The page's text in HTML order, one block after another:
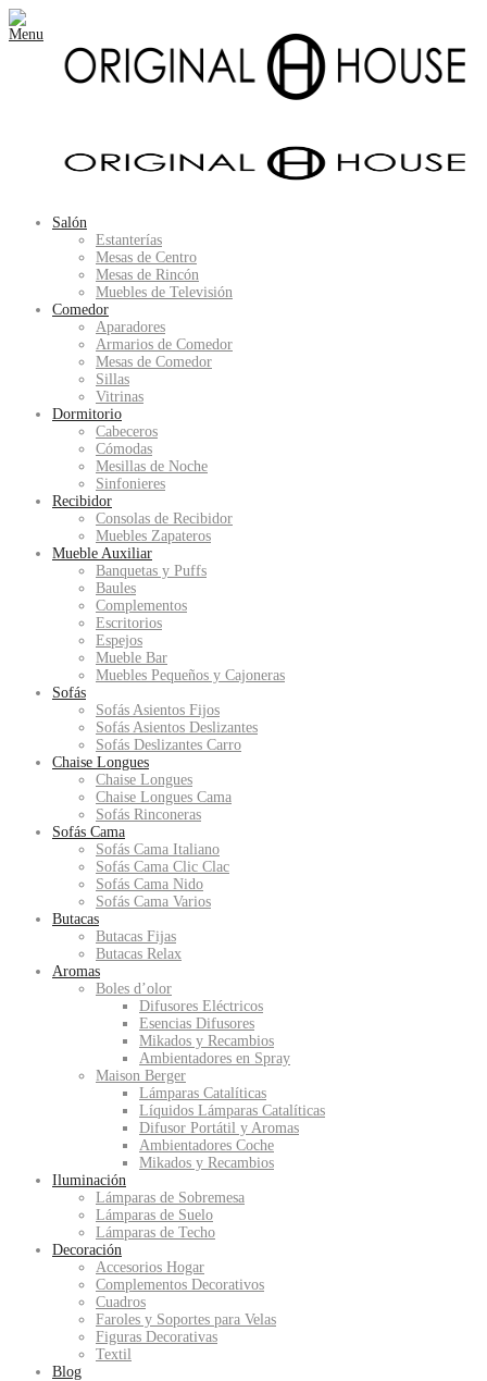
Salón
Estanterías
Mesas de Centro
Mesas de Rincón
Muebles de Televisión
Comedor
Aparadores
Armarios de Comedor
Mesas de Comedor
Sillas
Vitrinas
Dormitorio
Cabeceros
Cómodas
Mesillas de Noche
Sinfonieres
Recibidor
Consolas de Recibidor
Muebles Zapateros
Mueble Auxiliar
Banquetas y Puffs
Baules
Complementos
Escritorios
Espejos
Mueble Bar
Muebles Pequeños y Cajoneras
Sofás
Sofás Asientos Fijos
Sofás Asientos Deslizantes
Sofás Deslizantes Carro
Chaise Longues
Chaise Longues
Chaise Longues Cama
Sofás Rinconeras
Sofás Cama
Sofás Cama Italiano
Sofás Cama Clic Clac
Sofás Cama Nido
Sofás Cama Varios
Butacas
Butacas Fijas
Butacas Relax
Aromas
Boles d’olor
Difusores Eléctricos
Esencias Difusores
Mikados y Recambios
Ambientadores en Spray
Maison Berger
Lámparas Catalíticas
Líquidos Lámparas Catalíticas
Difusor Portátil y Aromas
Ambientadores Coche
Mikados y Recambios
Iluminación
Lámparas de Sobremesa
Lámparas de Suelo
Lámparas de Techo
Decoración
Accesorios Hogar
Complementos Decorativos
Cuadros
Faroles y Soportes para Velas
Figuras Decorativas
Textil
Blog